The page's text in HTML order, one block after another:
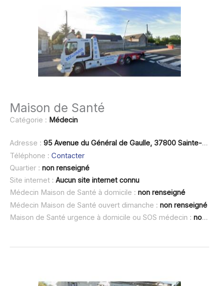
Maison de Santé
Catégorie : Médecin
Adresse : 95 Avenue du Général de Gaulle, 37800 Sainte-Maure-de-Touraine
Téléphone : Contacter
Quartier : non renseigné
Site internet : Aucun site internet connu
Médecin Maison de Santé à domicile : non renseigné
Médecin Maison de Santé ouvert dimanche : non renseigné
Maison de Santé urgence à domicile ou SOS médecin : non renseigné